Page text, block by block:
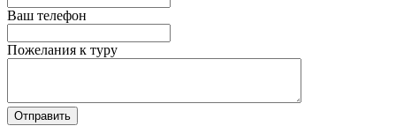
Ваш телефон
Пожелания к туру